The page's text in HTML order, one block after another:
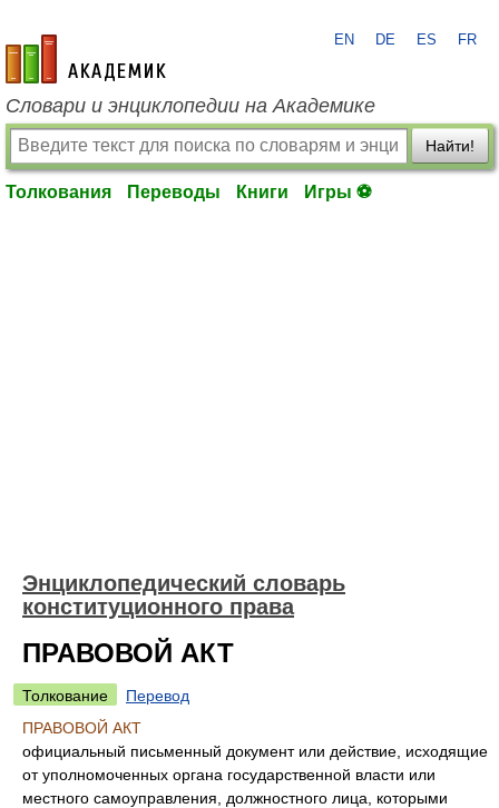
academic.ru
EN DE ES FR
Словари и энциклопедии на Академике
Найти!
Толкования Переводы Книги Игры ⚽
Энциклопедический словарь
конституционного права
ПРАВОВОЙ АКТ
Толкование
Перевод
ПРАВОВОЙ АКТ
официальный письменный документ или действие, исходящие
от уполномоченных органа государственной власти или
местного самоуправления, должностного лица, которыми